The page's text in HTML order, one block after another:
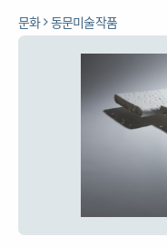
문화 동문미술작품